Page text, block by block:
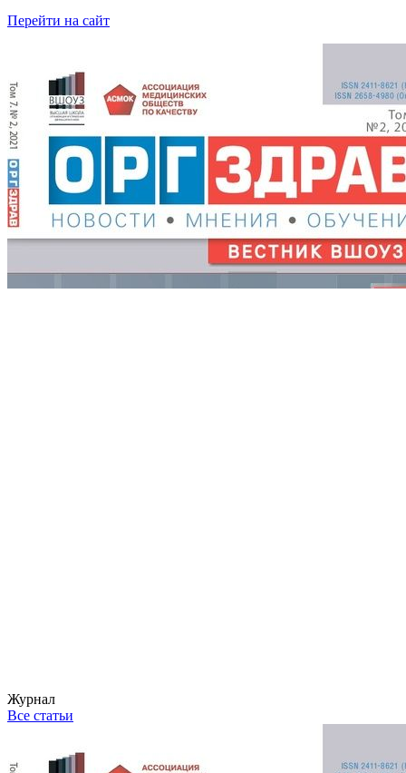
Перейти на сайт
Журнал
Все статьи